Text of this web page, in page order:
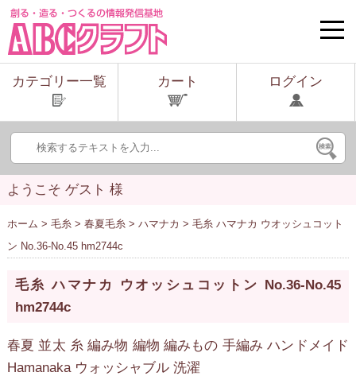
toggle
カテゴリー一覧
カート ログイン
ようこそ ゲスト 様
ホーム > 毛糸> 春夏毛糸> ハマナカ > 毛糸 ハマナカ ウオッシュコット
ン No.36-No.45 hm2744c
毛糸 ハマナカ ウオッシュコットン No.36-No.45
hm2744c
春夏 並太 糸 編み物 編物 編みもの 手編み ハンドメイド
Hamanaka ウォッシャブル 洗濯